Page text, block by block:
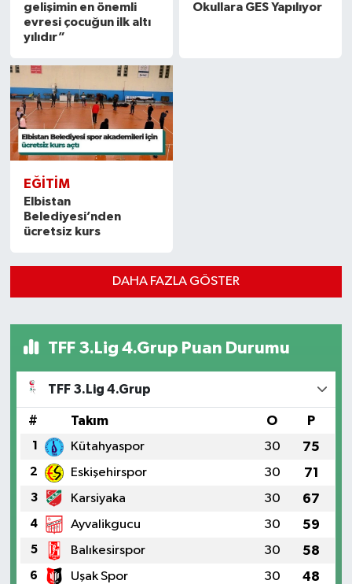
gelişimin en önemli
evresi çocuğun ilk altı
yılıdır”
Okullara GES Yapılıyor
EĞITIM
Elbistan
Belediyesi’nden
ücretsiz kurs
DAHA FAZLA GÖSTER
TFF 3.Lig 4.Grup Puan Durumu
TFF 3.Lig 4.Grup
# Takım O P
1 Kütahyaspor 30 75
2 Eskişehirspor 30 71
3 Karsiyaka 30 67
4 Ayvalikgucu 30 59
5 Balıkesirspor 30 58
6 Uşak Spor 30 48